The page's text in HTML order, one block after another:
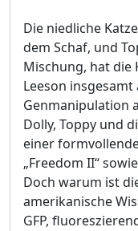
Die niedliche
dem Schaf, und
Mischung, hat die
Leeson
Genmanipulation
Dolly, Toppy und
einer
„Freedom II“
Doch warum ist
amerikanische
GFP,